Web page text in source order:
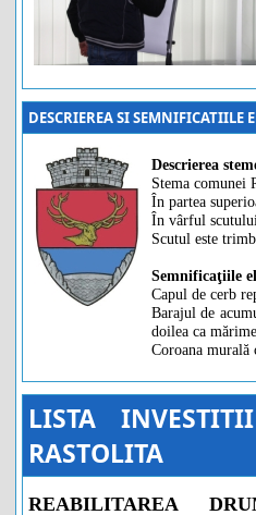
DESCRIEREA SI SEMNIFICATIILE
Descrierea
Stema
În partea
În vârful
Scutul este
Semnificaţiile
Capul de cerb
Barajul de
doilea ca
Coroana murală
LISTA
RASTOLITA
REABILITAREA